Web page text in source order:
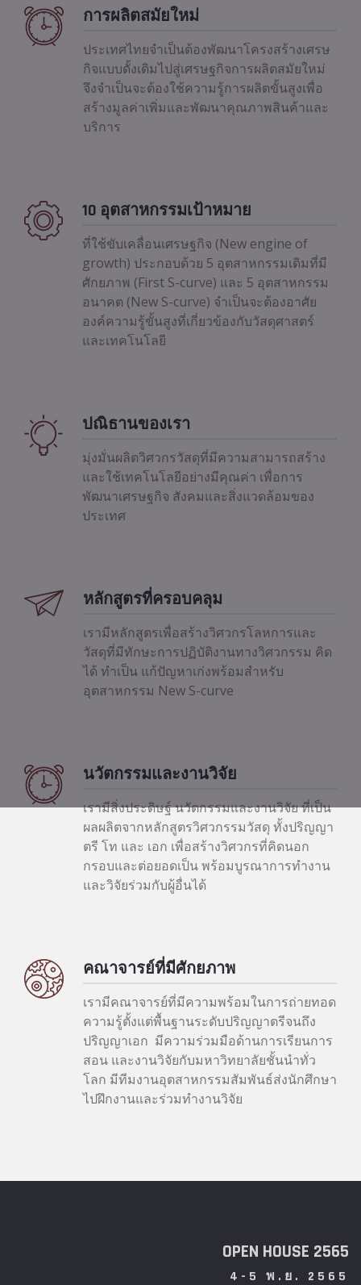
การผลิตสมัยใหม่
ประเทศไทยจำเป็นต้องพัฒนาโครงสร้างเศรษ
กิจแบบดั้งเดิมไปสู่เศรษฐกิจการผลิตสมัยใหม่
จึงจำเป็นจะต้องใช้ความรู้การผลิตขั้นสูงเพื่อ
สร้างมูลค่าเพิ่มและพัฒนาคุณภาพสินค้าและ
บริการ
10 อุตสาหกรรมเป้าหมาย
ที่ใช้ขับเคลื่อนเศรษฐกิจ (New engine of
growth) ประกอบด้วย 5 อุตสาหกรรมเดิมที่มี
ศักยภาพ (First S-curve) และ 5 อุตสาหกรรม
อนาคต (New S-curve) จำเป็นจะต้องอาศัย
องค์ความรู้ขั้นสูงที่เกี่ยวข้องกับวัสดุศาสตร์
และเทคโนโลยี
ปณิธานของเรา
มุ่งมั่นผลิตวิศวกรวัสดุที่มีความสามารถสร้าง
และใช้เทคโนโลยีอย่างมีคุณค่า เพื่อการ
พัฒนาเศรษฐกิจ สังคมและสิ่งแวดล้อมของ
ประเทศ
หลักสูตรที่ครอบคลุม
เรามีหลักสูตรเพื่อสร้างวิศวกรโลหการและ
วัสดุที่มีทักษะการปฏิบัติงานทางวิศวกรรม คิด
ได้ ทำเป็น แก้ปัญหาเก่งพร้อมสำหรับ
อุตสาหกรรม New S-curve
นวัตกรรมและงานวิจัย
เรามีสิ่งประดิษฐ์ นวัตกรรมและงานวิจัย ที่เป็น
ผลผลิตจากหลักสูตรวิศวกรรมวัสดุ ทั้งปริญญา
ตรี โท และ เอก เพื่อสร้างวิศวกรที่คิดนอก
กรอบและต่อยอดเป็น พร้อมบูรณาการทำงาน
และวิจัยร่วมกับผู้อื่นได้
คณาจารย์ที่มีศักยภาพ
เรามีคณาจารย์ที่มีความพร้อมในการถ่ายทอด
ความรู้ตั้งแต่พื้นฐานระดับปริญญาตรีจนถึง
ปริญญาเอก มีความร่วมมือด้านการเรียนการ
สอน และงานวิจัยกับมหาวิทยาลัยชั้นนำทั่ว
โลก มีทีมงานอุตสาหกรรมสัมพันธ์ส่งนักศึกษา
ไปฝึกงานและร่วมทำงานวิจัย
OPEN HOUSE 2565
4-5 พ.ย. 2565